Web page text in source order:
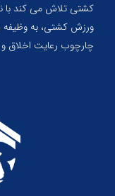
کشتی تلاش می کند با
ورزش کشتی، به وظیفه
چارچوب رعایت اخلاق